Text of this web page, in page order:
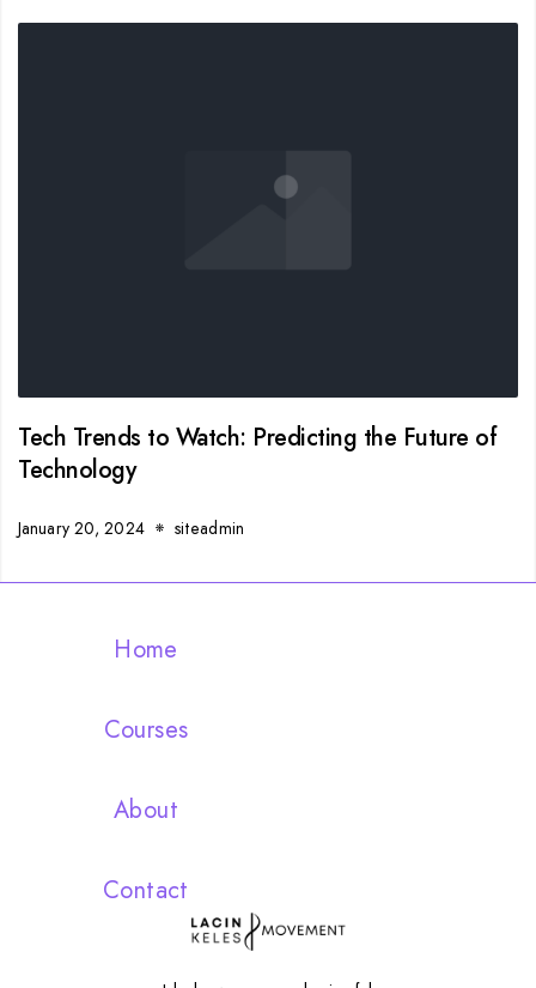
Tech Trends to Watch: Predicting the Future of
Technology
January 20, 2024 siteadmin
Home
Courses
About
Contact